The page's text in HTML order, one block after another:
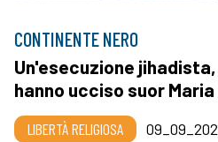
CONTINENTE NERO
Un'esecuzione
hanno ucciso suor Maria
LIBERTÀ RELIGIOSA